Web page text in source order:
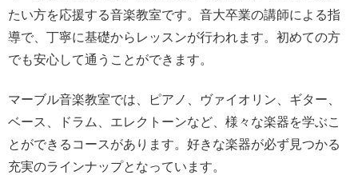
たい方を応援する音楽教室です。音大卒業の講師による指
導で、丁寧に基礎からレッスンが行われます。初めての方
でも安心して通うことができます。
マーブル音楽教室では、ピアノ、ヴァイオリン、ギター、
ベース、ドラム、エレクトーンなど、様々な楽器を学ぶこ
とができるコースがあります。好きな楽器が必ず見つかる
充実のラインナップとなっています。